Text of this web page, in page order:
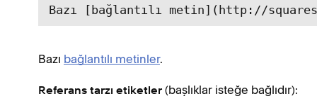
Bazı [bağlantılı metin](http://
Bazı bağlantılı metinler.
Referans tarzı etiketler (başlıklar isteğe bağlıdır):